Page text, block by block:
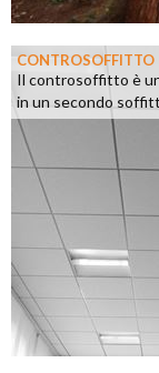
CONTROSOFFITTO
Il controsoffitto è
in un secondo